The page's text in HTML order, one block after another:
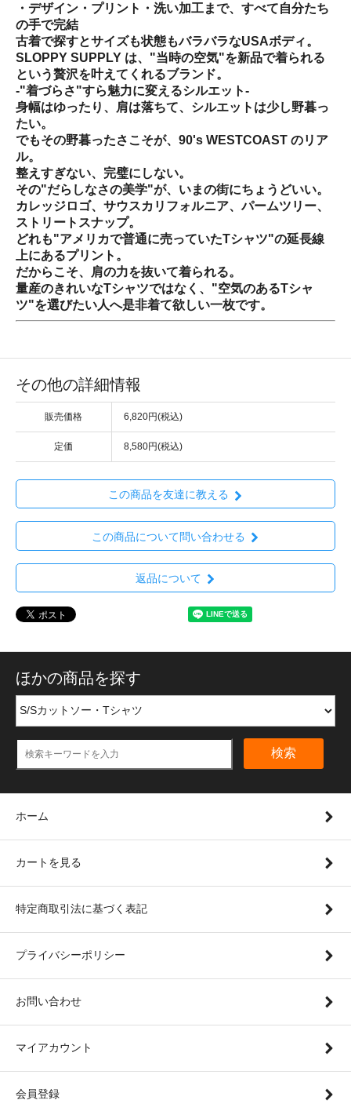
・デザイン・プリント・洗い加工まで、すべて自分たち
の手で完結
古着で探すとサイズも状態もバラバラなUSAボディ。
SLOPPY SUPPLY は、"当時の空気"を新品で着られる
という贅沢を叶えてくれるブランド。
-"着づらさ"すら魅力に変えるシルエット-
身幅はゆったり、肩は落ちて、シルエットは少し野暮っ
たい。
でもその野暮ったさこそが、90's WESTCOAST のリア
ル。
整えすぎない、完璧にしない。
その"だらしなさの美学"が、いまの街にちょうどいい。
カレッジロゴ、サウスカリフォルニア、パームツリー、
ストリートスナップ。
どれも"アメリカで普通に売っていたTシャツ"の延長線
上にあるプリント。
だからこそ、肩の力を抜いて着られる。
量産のきれいなTシャツではなく、"空気のあるTシャ
ツ"を選びたい人へ是非着て欲しい一枚です。
その他の詳細情報
販売価格 6,820円(税込)
定価 8,580円(税込)
この商品を友達に教える
この商品について問い合わせる
返品について
ほかの商品を探す
検索
ホーム
カートを見る
特定商取引法に基づく表記
プライバシーポリシー
お問い合わせ
マイアカウント
会員登録